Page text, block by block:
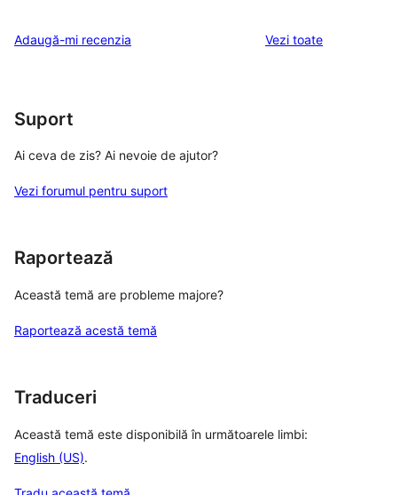
Adaugă-mi recenzia Vezi toaterecenziile
Suport
Ai ceva de zis? Ai nevoie de ajutor?
Vezi forumul pentru suport
Raportează
Această temă are probleme majore?
Raportează acestă temă
Traduceri
Această temă este disponibilă în următoarele limbi:
English (US).